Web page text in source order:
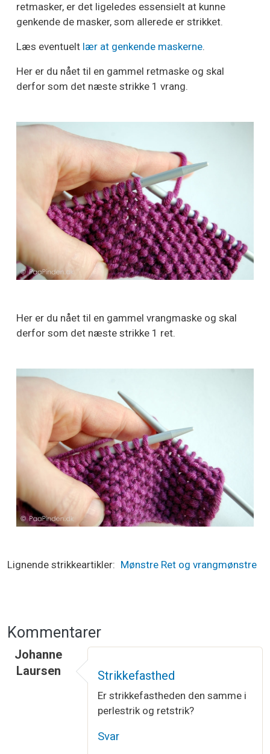
retmasker, er det ligeledes essensielt at kunne
genkende de masker, som allerede er strikket.
Læs eventuelt lær at genkende maskerne.
Her er du nået til en gammel retmaske og skal
derfor som det næste strikke 1 vrang.
Her er du nået til en gammel vrangmaske og skal
derfor som det næste strikke 1 ret.
Lignende strikkeartikler Mønstre Ret og vrangmønstre
Kommentarer
Johanne
Laursen
Strikkefasthed
Er strikkefastheden den samme i
perlestrik og retstrik?
Svar